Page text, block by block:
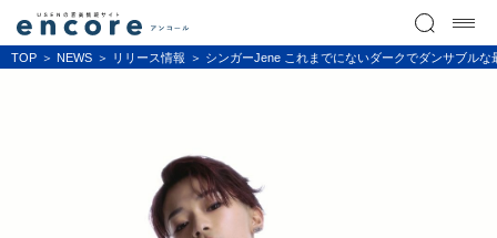
TOP NEWS リリース情報 シンガーJene これまでにないダークでダンサブル